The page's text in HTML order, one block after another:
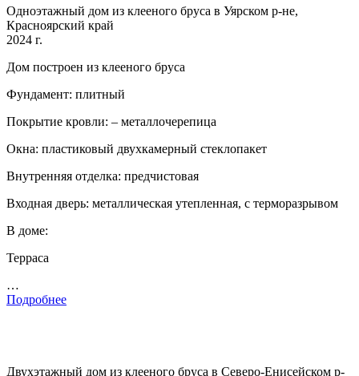
Одноэтажный дом из клееного бруса в Уярском р-не,
Красноярский край
2024 г.
Дом построен из клееного бруса
Фундамент: плитный
Покрытие кровли: – металлочерепица
Окна: пластиковый двухкамерный стеклопакет
Внутренняя отделка: предчистовая
Входная дверь: металлическая утепленная, с терморазрывом
В доме:
Терраса
…
Подробнее
Двухэтажный дом из клееного бруса в Северо-Енисейском р-